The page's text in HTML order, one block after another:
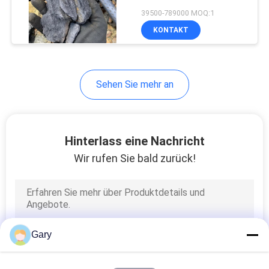
DATENSCHUTZRICHTLINIE
Stein- und
Sandwaschlinie
12
Drehrohrofen
39500-789000 MOQ:1
KONTAKT
Sehen Sie mehr an
Hinterlass eine Nachricht
Wir rufen Sie bald zurück!
Gary